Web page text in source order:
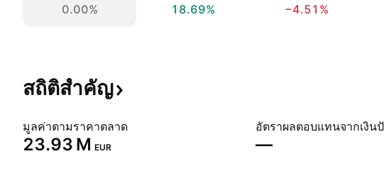
0.00%
18.69%
−4.51%
สถิติสำคัญ
มูลค่าตามราคาตลาด
‪23.93 M‬ EUR —